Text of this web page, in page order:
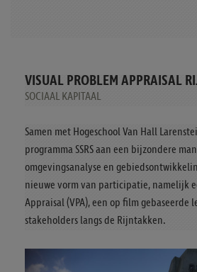
VISUAL PROBLEM APPRAISAL
SOCIAAL KAPITAAL
Samen met Hogeschool Van Hall
programma SSRS aan een bijzondere
omgevingsanalyse en
nieuwe vorm van participatie, namelijk
Appraisal (VPA), een op film gebaseerde
stakeholders langs de Rijntakken.